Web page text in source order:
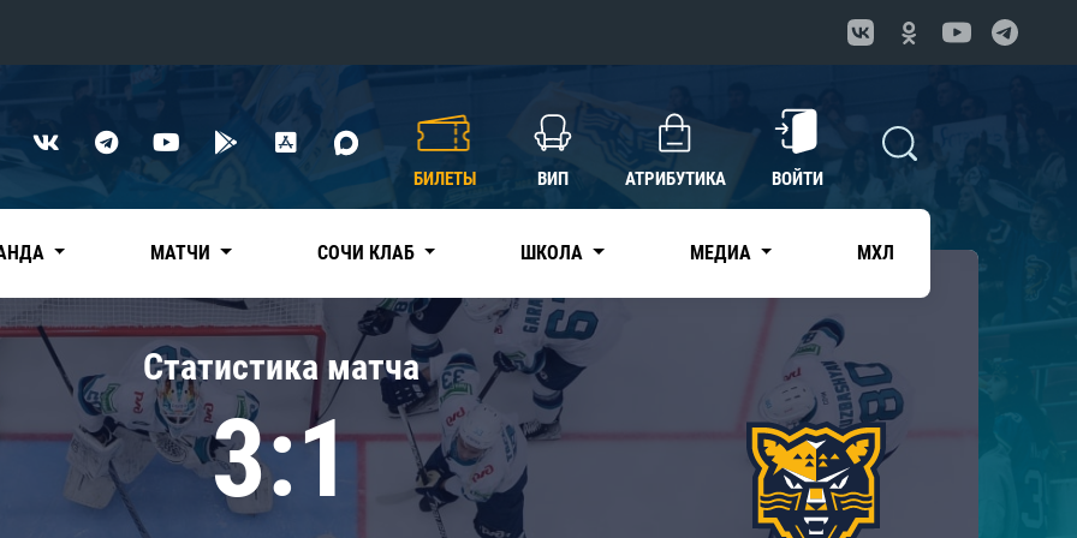
Нефтехимик
Дивизион Чернышева
Авангард
Адмирал
КХЛ
БИЛЕТЫ ВИП АТРИБУТИКА ВОЙТИ
МАТЧИ СОЧИ КЛАБ ШКОЛА МЕДИА МХЛ
Статистика матча
3:1